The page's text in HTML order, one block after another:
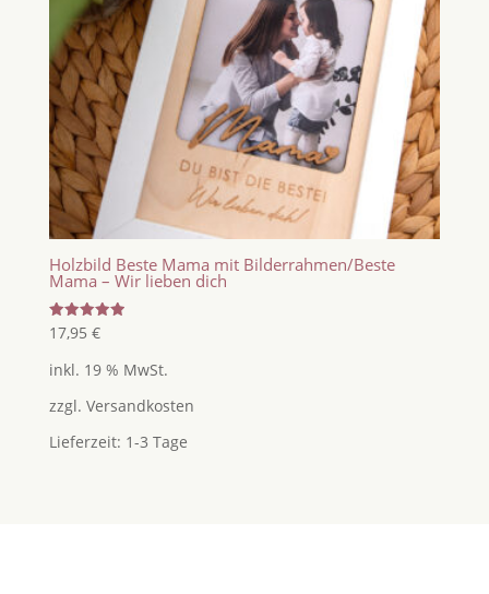
Holzbild Beste Mama mit Bilderrahmen/Beste
Mama – Wir lieben dich
Bewertet
mit
von 5
17,95 €
inkl. 19 % MwSt.
zzgl. Versandkosten
Lieferzeit: 1-3 Tage